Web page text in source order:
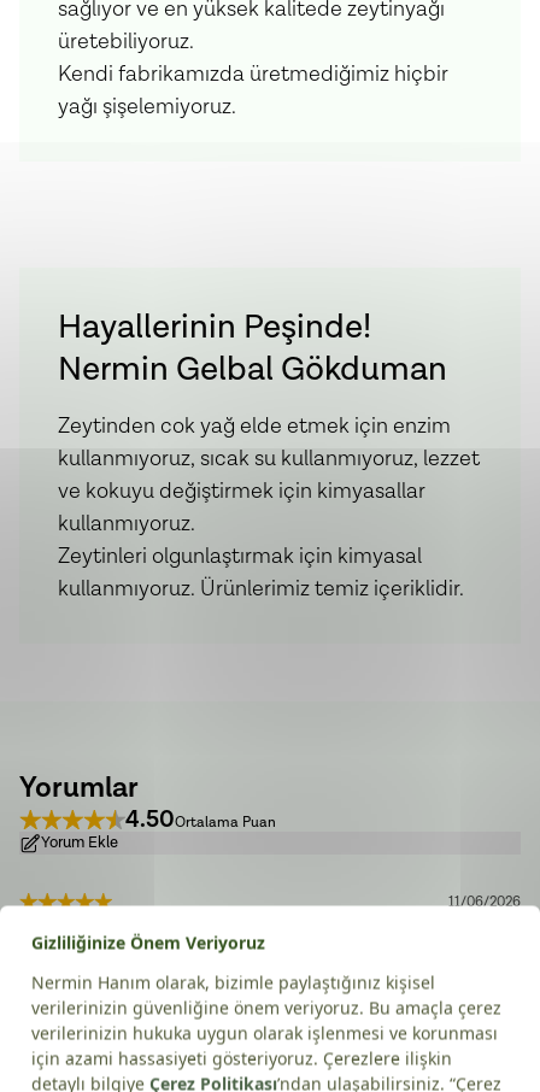
sağlıyor ve en yüksek kalitede zeytinyağı
üretebiliyoruz.
Kendi fabrikamızda üretmediğimiz hiçbir
yağı şişelemiyoruz.
Hayallerinin Peşinde!
Nermin Gelbal Gökduman
Zeytinden cok yağ elde etmek için enzim
kullanmıyoruz, sıcak su kullanmıyoruz, lezzet
ve kokuyu değiştirmek için kimyasallar
kullanmıyoruz.
Zeytinleri olgunlaştırmak için kimyasal
kullanmıyoruz. Ürünlerimiz temiz içeriklidir.
Yorumlar
4.50Ortalama Puan
Yorum Ekle
Doğrulanmış Alışveriş
11/06/2026
01/03/2026